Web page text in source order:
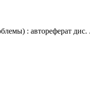
: автореферат дис.